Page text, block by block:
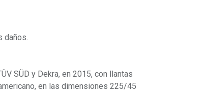
daños.
SÜD y Dekra, en 2015, con llantas
en las dimensiones 225/45